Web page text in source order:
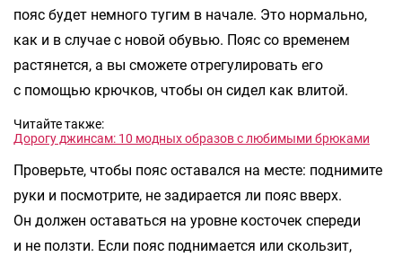
пояс будет немного тугим в начале. Это нормально,
как и в случае с новой обувью. Пояс со временем
растянется, а вы сможете отрегулировать его
с помощью крючков, чтобы он сидел как влитой.
Читайте также:
Дорогу джинсам: 10 модных образов с любимыми брюками
Проверьте, чтобы пояс оставался на месте: поднимите
руки и посмотрите, не задирается ли пояс вверх.
Он должен оставаться на уровне косточек спереди
и не ползти. Если пояс поднимается или скользит,